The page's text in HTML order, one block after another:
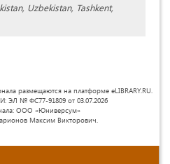
Uzbekistan, Tashkent,
размещаются на платформе eLIBRARY.RU.
ЭЛ № ФС77-91809 от 03.07.2026
ООО «Юниверсум»
Максим Викторович.